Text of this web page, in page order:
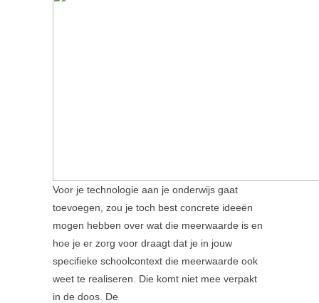
Voor je technologie aan je onderwijs gaat
toevoegen, zou je toch best concrete ideeën
mogen hebben over wat die meerwaarde is en
hoe je er zorg voor draagt dat je in jouw
specifieke schoolcontext die meerwaarde ook
weet te realiseren. Die komt niet mee verpakt
in de doos. De